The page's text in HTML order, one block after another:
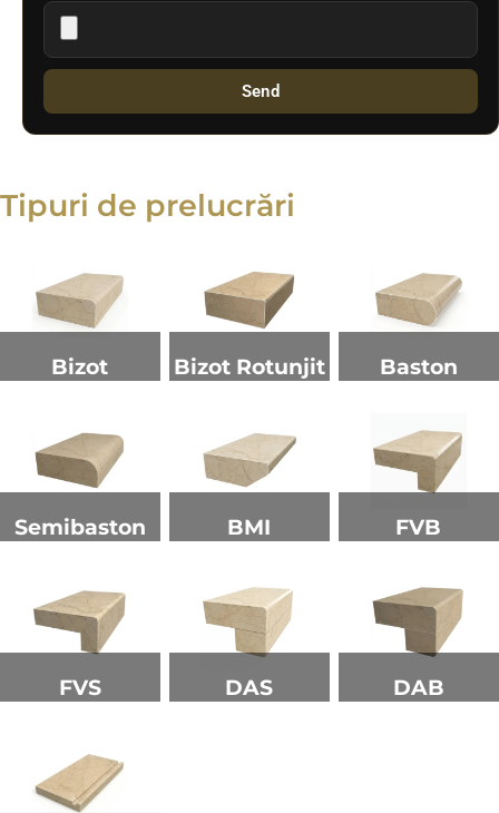
Send
Tipuri de prelucrări
Bizot Bizot Rotunjit Baston
Semibaston BMI FVB
FVS DAS DAB